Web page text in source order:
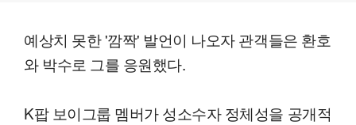
예상치 못한 '깜짝' 발언이 나오자 관객들은 환호
와 박수로 그를 응원했다.
K팝 보이그룹 멤버가 성소수자 정체성을 공개적